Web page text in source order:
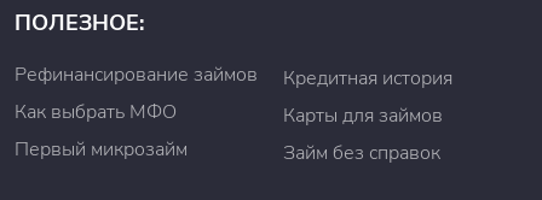
ПОЛЕЗНОЕ:
Рефинансирование займов
Как выбрать МФО
Первый микрозайм
Кредитная история
Карты для займов
Займ без справок